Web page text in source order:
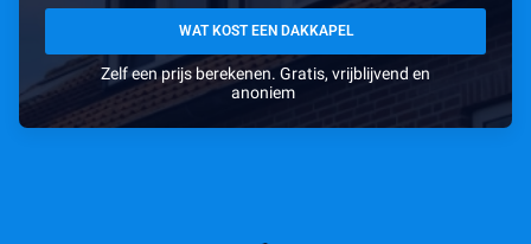
WAT KOST EEN DAKKAPEL
Zelf een prijs berekenen. Gratis, vrijblijvend en
anoniem